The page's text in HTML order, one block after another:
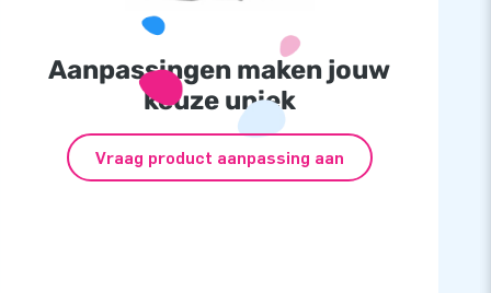
Aanpassingen maken jouw
keuze uniek
Vraag product aanpassing aan